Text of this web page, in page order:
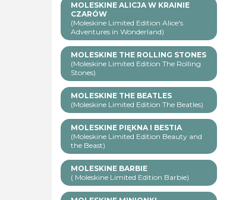
MOLESKINE ALICJA W KRAINIE
CZARÓW
(Moleskine Limited Edition Alice's
Adventures in Wonderland)
MOLESKINE THE ROLLING STONES
(Moleskine Limited Edition The Rolling
Stones)
MOLESKINE THE BEATLES
(Moleskine Limited Edition The Beatles)
MOLESKINE PIĘKNA I BESTIA
(Moleskine Limited Edition Beauty and
the Beast)
MOLESKINE BARBIE
( Moleskine Limited Edition Barbie)